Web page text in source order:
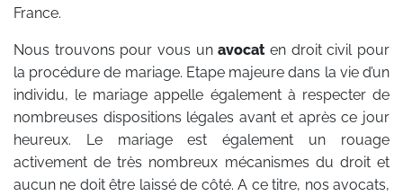
France.
Nous trouvons pour vous unavocaten droit civil pour
la procédure de mariage. Etape majeure dans la vie d’un
individu, le mariage appelle également à respecter de
nombreuses dispositions légales avant et après ce jour
heureux. Le mariage est également un rouage
activement de très nombreux mécanismes du droit et
aucun ne doit être laissé de côté. A ce titre, nos avocats,